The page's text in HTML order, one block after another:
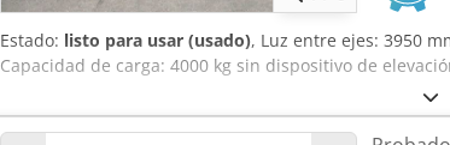
Estado: listo para usar (usado), Luz entre ejes: 3950
Capacidad de carga: 4000 kg sin dispositivo de